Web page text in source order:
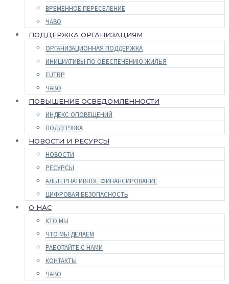
ВРЕМЕННОЕ ПЕРЕСЕЛЕНИЕ
ЧАВО
ПОДДЕРЖКА ОРГАНИЗАЦИЯМ
ОРГАНИЗАЦИОННАЯ ПОДДЕРЖКА
ИНИЦИАТИВЫ ПО ОБЕСПЕЧЕНИЮ ЖИЛЬЯ
EUTRP
ЧАВО
ПОВЫШЕНИЕ ОСВЕДОМЛЁННОСТИ
ИНДЕКС ОПОВЕЩЕНИЙ
ПОДДЕРЖКА
НОВОСТИ И РЕСУРСЫ
НОВОСТИ
РЕСУРСЫ
АЛЬТЕРНАТИВНОЕ ФИНАНСИРОВАНИЕ
ЦИФРОВАЯ БЕЗОПАСНОСТЬ
О НАС
КТО МЫ
ЧТО МЫ ДЕЛАЕМ
РАБОТАЙТЕ С НАМИ
КОНТАКТЫ
ЧАВО